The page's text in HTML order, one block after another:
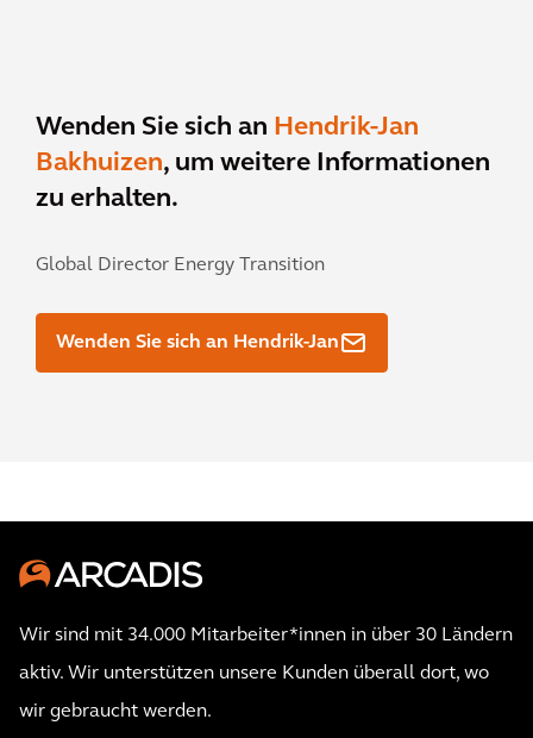
Wenden Sie sich an Hendrik-Jan
Bakhuizen, um weitere Informationen
zu erhalten.
Global Director Energy Transition
Wenden Sie sich an Hendrik-Jan
Wir sind mit 34.000 Mitarbeiter*innen in über 30 Ländern
aktiv. Wir unterstützen unsere Kunden überall dort, wo
wir gebraucht werden.